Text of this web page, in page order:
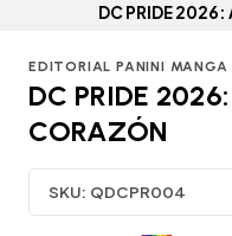
DC PRIDE 2026:
EDITORIAL PANINI MANGA
DC PRIDE
CORAZÓN
SKU: QDCPR004